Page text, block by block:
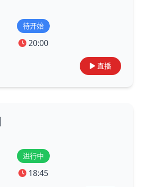
待开始
20:00
直播
进行中
18:45